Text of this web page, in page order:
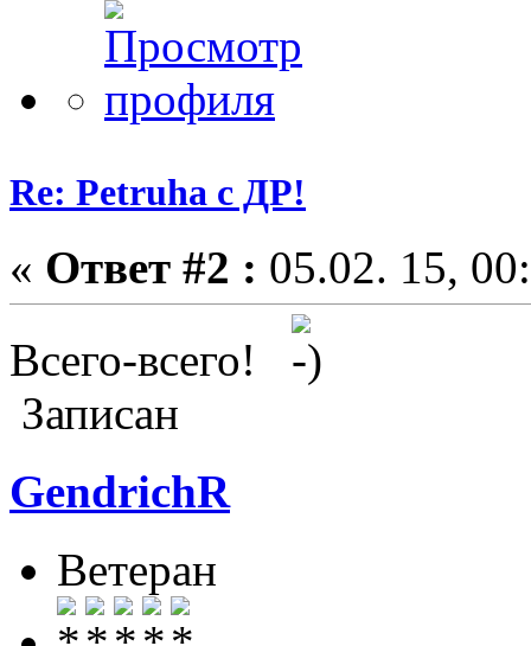
Re: Petruha с ДР!
« Ответ #2 : 05.02. 15,
Всего-всего!
Записан
GendrichR
Ветеран